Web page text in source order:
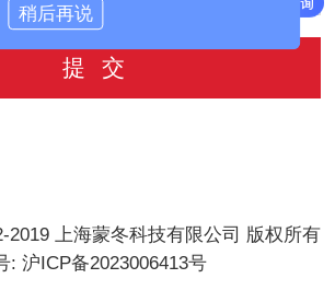
2019 上海蒙冬科技有限公司 版权所有
: 沪ICP备2023006413号
稍后再说